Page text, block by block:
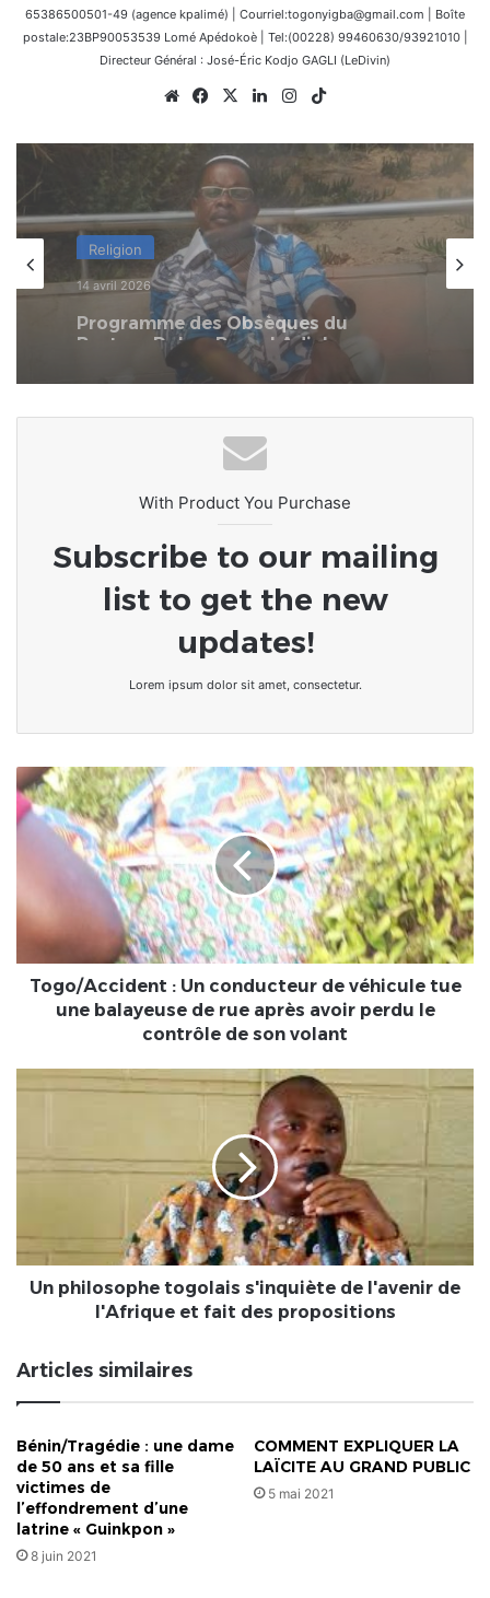
65386500501-49 (agence kpalimé) | Courriel:togonyigba@gmail.com | Boîte
postale:23BP90053539 Lomé Apédokoè | Tel:(00228) 99460630/93921010 |
Directeur Général : José-Éric Kodjo GAGLI (LeDivin)
WebsiteFacebook
X LinkedinInstagram
Afrique
L’Afrique au carrefour des
consciences : le devoir de rompre
avec la culture du naufrage
With Product You Purchase
Subscribe to our mailing
list to get the new
updates!
Lorem ipsum dolor sit amet, consectetur.
Togo/Accident
:
Un
conducteur
tue
une
Togo/Accident : Un conducteur de véhicule tue
une balayeuse de rue après avoir perdu le
contrôle de son volant
de
l'Afrique
faitUn philosophe togolais s'inquiète de l'avenir de
l'Afrique et fait des propositions
Articles similaires
Bénin/Tragédie : une dame
de 50 ans et sa fille
victimes de
l’effondrement d’une
latrine « Guinkpon »
8 juin 2021
COMMENT EXPLIQUER LA
LAÏCITE AU GRAND PUBLIC
5 mai 2021